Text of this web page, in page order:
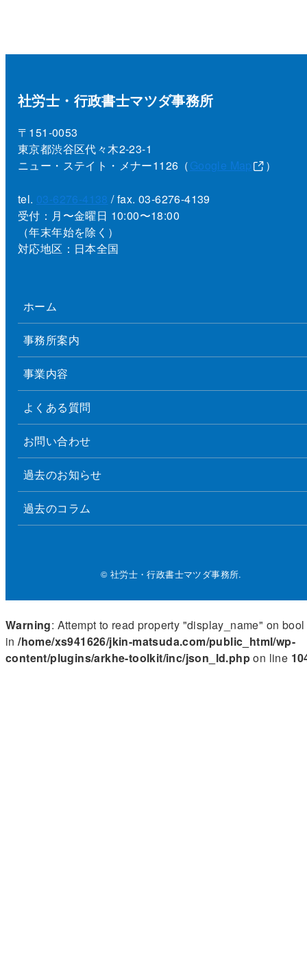
社労士・行政書士マツダ事務所
〒151-0053
東京都渋谷区代々木2-23-1
ニュー・ステイト・メナー1126（Google Map ）
tel. 03-6276-4138 / fax. 03-6276-4139
受付：月〜金曜日 10:00〜18:00
（年末年始を除く）
対応地区：日本全国
ホーム
事務所案内
事業内容
よくある質問
お問い合わせ
過去のお知らせ
過去のコラム
© 社労士・行政書士マツダ事務所.
Warning: Attempt to read property "display_name" on bool
in/home/xs941626/jkin-matsuda.com/public_html/wp-
content/plugins/arkhe-toolkit/inc/json_ld.phpon line